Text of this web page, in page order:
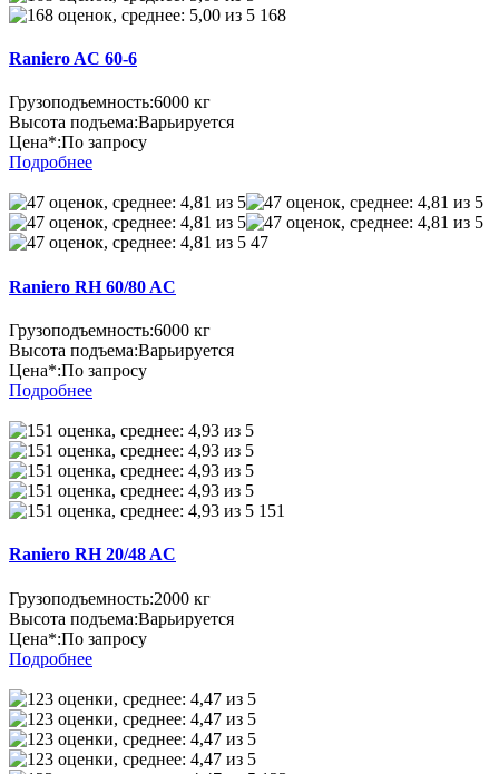
168
Raniero AC 60-6
Грузоподъемность:6000 кг
Высота подъема:Варьируется
Цена*:По запросу
Подробнее
47
Raniero RH 60/80 AC
Грузоподъемность:6000 кг
Высота подъема:Варьируется
Цена*:По запросу
Подробнее
151
Raniero RH 20/48 AC
Грузоподъемность:2000 кг
Высота подъема:Варьируется
Цена*:По запросу
Подробнее